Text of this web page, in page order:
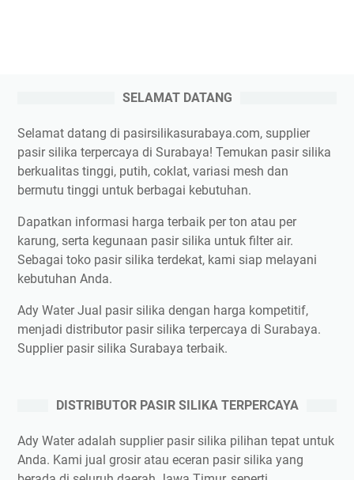
SELAMAT DATANG
Selamat datang di pasirsilikasurabaya.com, supplier
pasir silika terpercaya di Surabaya! Temukan pasir silika
berkualitas tinggi, putih, coklat, variasi mesh dan
bermutu tinggi untuk berbagai kebutuhan.
Dapatkan informasi harga terbaik per ton atau per
karung, serta kegunaan pasir silika untuk filter air.
Sebagai toko pasir silika terdekat, kami siap melayani
kebutuhan Anda.
Ady Water Jual pasir silika dengan harga kompetitif,
menjadi distributor pasir silika terpercaya di Surabaya.
Supplier pasir silika Surabaya terbaik.
DISTRIBUTOR PASIR SILIKA TERPERCAYA
Ady Water adalah supplier pasir silika pilihan tepat untuk
Anda. Kami jual grosir atau eceran pasir silika yang